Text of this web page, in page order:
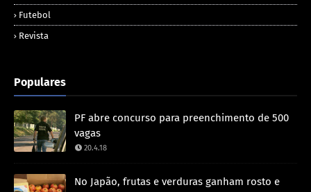
Futebol
Revista
Populares
PF abre concurso para preenchimento de 500
vagas
20.4.18
No Japão, frutas e verduras ganham rosto e